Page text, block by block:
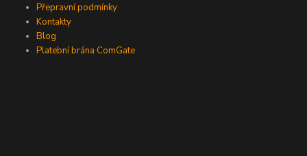
Přepravní podmínky
Kontakty
Blog
Platební brána ComGate